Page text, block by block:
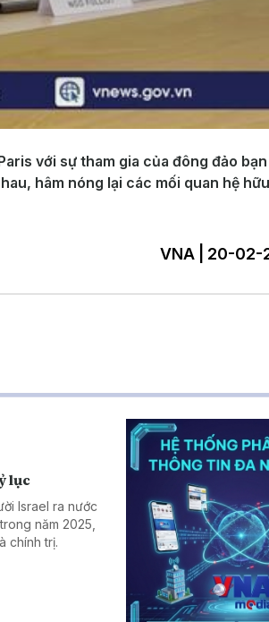
với sự tham gia của đông đảo bạn
hâm nóng lại các mối quan hệ
VNA | 20-02-
lục
Israel ra nước
năm 2025,
chính trị.